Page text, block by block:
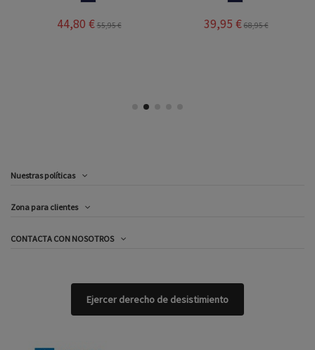
44,80 € 55,95 € 39,95 € 68,95 €
Nuestras políticas
Zona para clientes
CONTACTA CON NOSOTROS
Ejercer derecho de desistimiento